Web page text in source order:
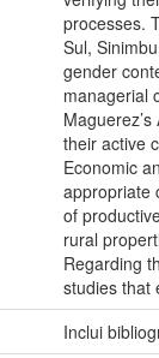
processes.
Sul,
gender
managerial
their active
Economic
appropriate
of
rural
Regarding
studies that
Inclui